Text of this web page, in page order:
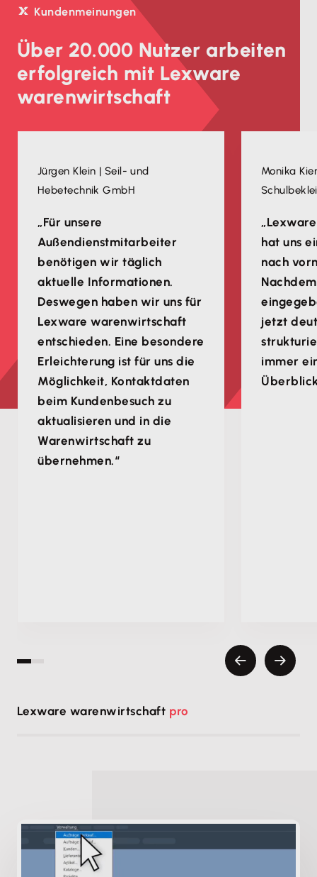
Kundenmeinungen
Über 20.000 Nutzer arbeiten
erfolgreich mit Lexware
warenwirtschaft
Jürgen Klein | Seil- und
Hebetechnik GmbH
„Für unsere
Außendienstmitarbeiter
benötigen wir täglich
aktuelle Informationen.
Deswegen haben wir uns für
Lexware warenwirtschaft
entschieden. Eine besondere
Erleichterung ist für uns die
Möglichkeit, Kontaktdaten
beim Kundenbesuch zu
aktualisieren und in die
Warenwirtschaft zu
übernehmen.“
Monika
hat uns
nach
jetzt
immer
Lexware warenwirtschaft pro